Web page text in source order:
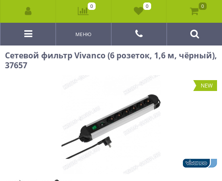
МЕНЮ
Сетевой фильтр Vivanco (6 розеток, 1,6 м, чёрный),
37657
NEW
0 0 0